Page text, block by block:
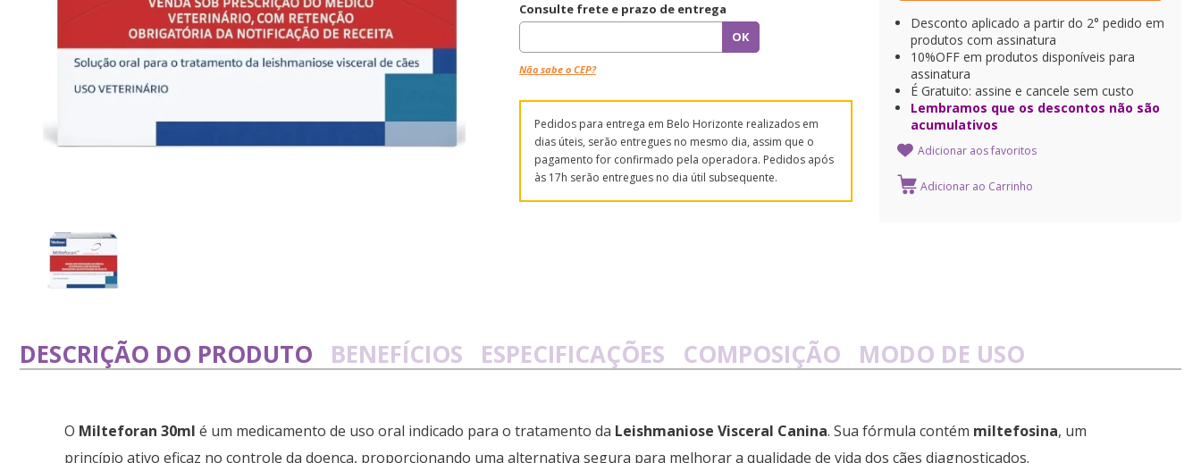
Consulte frete e prazo de entrega
Não sabe o CEP?
Pedidos para entrega em Belo Horizonte realizados em
dias úteis, serão entregues no mesmo dia, assim que o
pagamento for confirmado pela operadora. Pedidos após
às 17h serão entregues no dia útil subsequente.
Desconto aplicado a partir do 2° pedido em
produtos com assinatura
10%OFF em produtos disponíveis para
assinatura
É Gratuito: assine e cancele sem custo
Lembramos que os descontos não são
acumulativos
Adicionar aos favoritos
DESCRIÇÃO DO PRODUTO BENEFÍCIOS ESPECIFICAÇÕES COMPOSIÇÃO MODO DE USO
O Milteforan 30ml é um medicamento de uso oral indicado para o tratamento da Leishmaniose Visceral Canina. Sua fórmula contém miltefosina, um
princípio ativo eficaz no controle da doença, proporcionando uma alternativa segura para melhorar a qualidade de vida dos cães diagnosticados.